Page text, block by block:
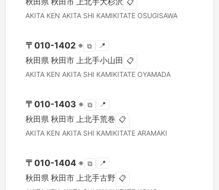
📋
AKITA KEN AKITA SHI KAMIKITATE OSUGISAWA
〒 010-1402 ※ ⧉ 📍
秋田県 秋田市 上北手小山田 📋
AKITA KEN AKITA SHI KAMIKITATE OYAMADA
〒 010-1403 ※ ⧉ 📍
秋田県 秋田市 上北手荒巻 📋
AKITA KEN AKITA SHI KAMIKITATE ARAMAKI
〒 010-1404 ※ ⧉ 📍
秋田県 秋田市 上北手古野 📋